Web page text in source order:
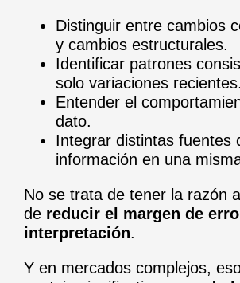
Distinguir entre cambios
y cambios estructurales.
Identificar patrones
solo variaciones recientes.
Entender el
dato.
Integrar distintas fuentes
información en una
No se trata de tener la razón
de reducir el margen de
interpretación.
Y en mercados complejos,